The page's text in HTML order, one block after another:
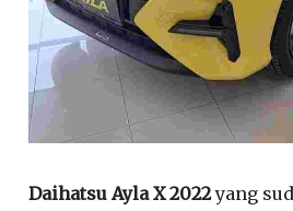
Daihatsu Ayla X 2022yang